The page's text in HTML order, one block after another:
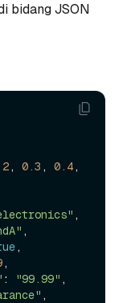
bidang JSON
, 0.3 , 0.4
,
,
,
,
: "99.99" ,